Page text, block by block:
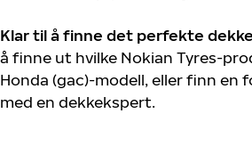
Klar til å finne det perfekte
å finne ut hvilke Nokian Tyres-
Honda (gac)-modell, eller finn
med en dekkekspert.